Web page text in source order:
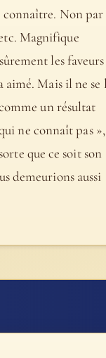
connaître. Non
Magnifique
les faveurs
aimé. Mais il ne se
un résultat
ne connaît pas »,
que ce soit son
demeurions aussi